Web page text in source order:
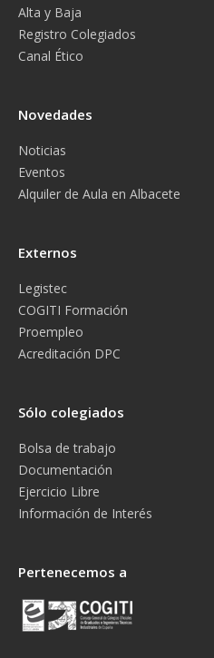
Alta y Baja
Registro Colegiados
Canal Ético
Novedades
Noticias
Eventos
Alquiler de Aula en Albacete
Externos
Legistec
COGITI Formación
Proempleo
Acreditación DPC
Sólo colegiados
Bolsa de trabajo
Documentación
Ejercicio Libre
Información de Interés
Pertenecemos a